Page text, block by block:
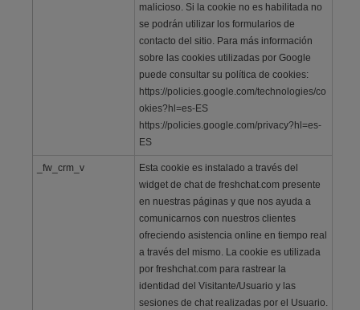
malicioso. Si la cookie no es habilitada no
se podrán utilizar los formularios de
contacto del sitio. Para más información
sobre las cookies utilizadas por Google
puede consultar su política de cookies:
https://policies.google.com/technologies/co
okies?hl=es-ES
https://policies.google.com/privacy?hl=es-
ES
_fw_crm_v
Esta cookie es instalado a través del
widget de chat de freshchat.com presente
en nuestras páginas y que nos ayuda a
comunicarnos con nuestros clientes
ofreciendo asistencia online en tiempo real
a través del mismo. La cookie es utilizada
por freshchat.com para rastrear la
identidad del Visitante/Usuario y las
sesiones de chat realizadas por el Usuario.